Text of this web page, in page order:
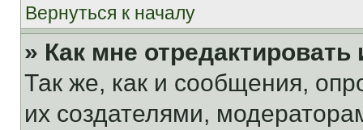
Вернуться к началу
» Как мне
Так же, как и сообщения,
их создателями,